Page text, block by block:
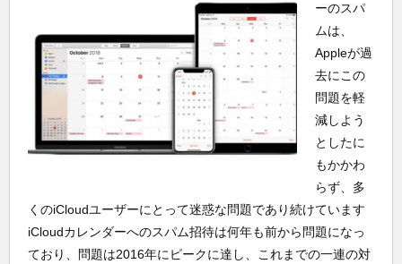
ーのスパ
ムは、
Appleが過
去にこの
問題を軽
減しよう
としたに
もかかわ
らず、多
くのiCloudユーザーにとって迷惑な問題であり続けています
iCloudカレンダーへのスパム招待は何年も前から問題になっ
ており、問題は2016年にピークに達し、これまでの一連の対